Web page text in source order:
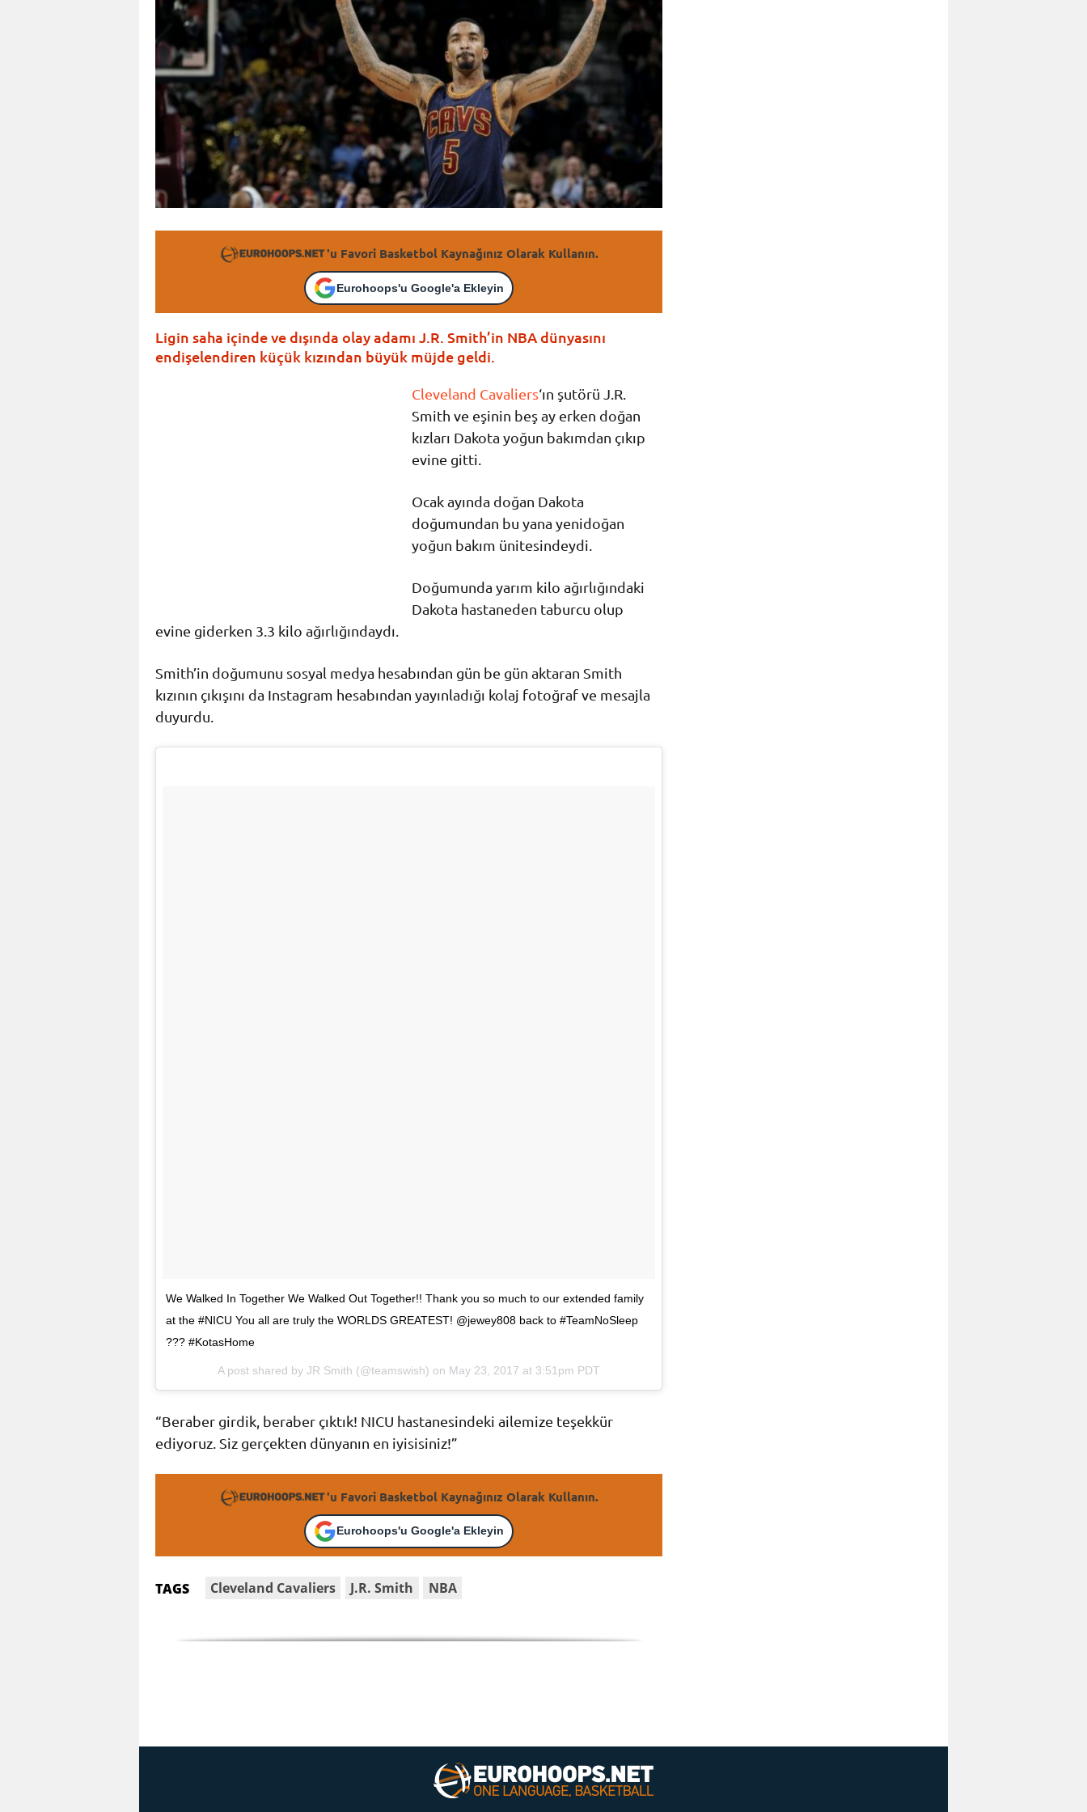
'u Favori Basketbol Kaynağınız Olarak Kullanın.
Eurohoops'u Google'a Ekleyin
Ligin saha içinde ve dışında olay adamı J.R. Smith’in NBA dünyasını
endişelendiren küçük kızından büyük müjde geldi.
Cleveland Cavaliers‘ın şutörü J.R.
Smith ve eşinin beş ay erken doğan
kızları Dakota yoğun bakımdan çıkıp
evine gitti.
Ocak ayında doğan Dakota
doğumundan bu yana yenidoğan
yoğun bakım ünitesindeydi.
Doğumunda yarım kilo ağırlığındaki
Dakota hastaneden taburcu olup
evine giderken 3.3 kilo ağırlığındaydı.
Smith’in doğumunu sosyal medya hesabından gün be gün aktaran Smith
kızının çıkışını da Instagram hesabından yayınladığı kolaj fotoğraf ve mesajla
duyurdu.
We Walked In Together We Walked Out Together!! Thank you so much to our extended family
at the #NICU You all are truly the WORLDS GREATEST! @jewey808 back to #TeamNoSleep
??? #KotasHome
A post shared by JR Smith (@teamswish) on May 23, 2017 at 3:51pm PDT
“Beraber girdik, beraber çıktık! NICU hastanesindeki ailemize teşekkür
ediyoruz. Siz gerçekten dünyanın en iyisisiniz!”
'u Favori Basketbol Kaynağınız Olarak Kullanın.
Eurohoops'u Google'a Ekleyin
TAGS Cleveland Cavaliers J.R. Smith NBA